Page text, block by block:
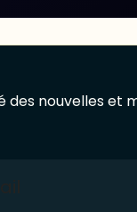
des nouvelles et